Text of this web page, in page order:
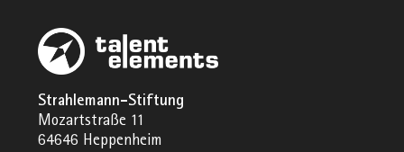
Strahlemann-Stiftung
Mozartstraße 11
64646 Heppenheim